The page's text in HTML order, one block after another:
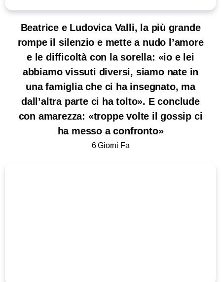
Beatrice e Ludovica Valli, la più grande
rompe il silenzio e mette a nudo l’amore
e le difficoltà con la sorella: «io e lei
abbiamo vissuti diversi, siamo nate in
una famiglia che ci ha insegnato, ma
dall’altra parte ci ha tolto». E conclude
con amarezza: «troppe volte il gossip ci
ha messo a confronto»
6 Giorni Fa